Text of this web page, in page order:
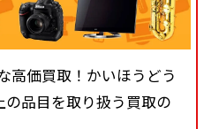
高価買取！かいほうどう
の品目を取り扱う買取の